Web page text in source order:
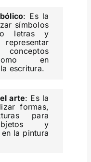
: Es la
símbolos
letras y
en
escritura.
arte: Es la
formas,
para
y
la pintura